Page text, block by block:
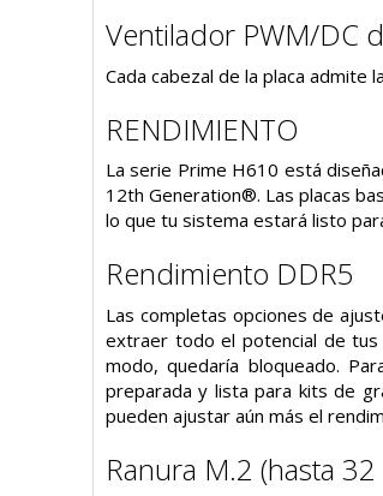
Ventilador PWM/DC
Cada cabezal de la placa admite
RENDIMIENTO
La serie Prime H610 está
12th Generation®. Las placas
lo que tu sistema estará listo
Rendimiento DDR5
Las completas opciones de
extraer todo el potencial de
modo, quedaría bloqueado.
preparada y lista para kits de
pueden ajustar aún más el
Ranura M.2 (hasta